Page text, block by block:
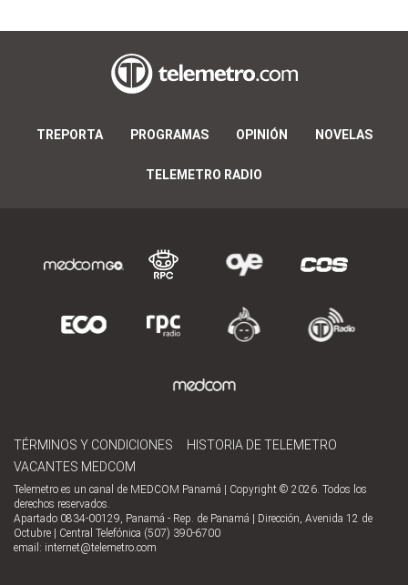
TREPORTA PROGRAMAS OPINIÓN NOVELAS
TELEMETRO RADIO
TÉRMINOS Y CONDICIONES
HISTORIA DE TELEMETRO
VACANTES MEDCOM
Telemetro es un canal de MEDCOM Panamá | Copyright © 2026. Todos los
derechos reservados.
Apartado 0834-00129, Panamá - Rep. de Panamá | Dirección, Avenida 12 de
Octubre | Central Telefónica (507) 390-6700
email: internet@telemetro.com